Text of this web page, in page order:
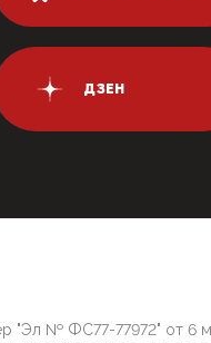
ДЗЕН
"Эл № ФС77-77972" от 6